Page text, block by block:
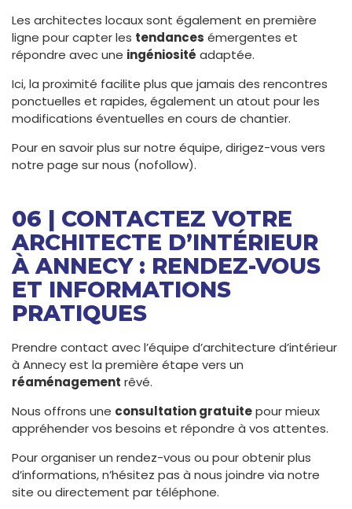
Les architectes locaux sont également en première
ligne pour capter les tendances émergentes et
répondre avec une ingéniosité adaptée.
Ici, la proximité facilite plus que jamais des rencontres
ponctuelles et rapides, également un atout pour les
modifications éventuelles en cours de chantier.
Pour en savoir plus sur notre équipe, dirigez-vous vers
notre page sur nous (nofollow).
06 | CONTACTEZ VOTRE
ARCHITECTE D’INTÉRIEUR
À ANNECY : RENDEZ-VOUS
ET INFORMATIONS
PRATIQUES
Prendre contact avec l’équipe d’architecture d’intérieur
à Annecy est la première étape vers un
réaménagement rêvé.
Nous offrons une consultation gratuitepour mieux
appréhender vos besoins et répondre à vos attentes.
Pour organiser un rendez-vous ou pour obtenir plus
d’informations, n’hésitez pas à nous joindre via notre
site ou directement par téléphone.